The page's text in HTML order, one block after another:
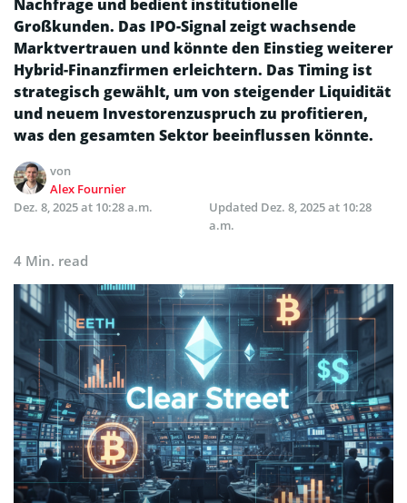
Nachfrage und bedient institutionelle
Großkunden. Das IPO-Signal zeigt wachsende
Marktvertrauen und könnte den Einstieg weiterer
Hybrid-Finanzfirmen erleichtern. Das Timing ist
strategisch gewählt, um von steigender Liquidität
und neuem Investorenzuspruch zu profitieren,
was den gesamten Sektor beeinflussen könnte.
von
Alex Fournier
Dez. 8, 2025 at 10:28 a.m.
Updated Dez. 8, 2025 at 10:28
a.m.
4 Min. read